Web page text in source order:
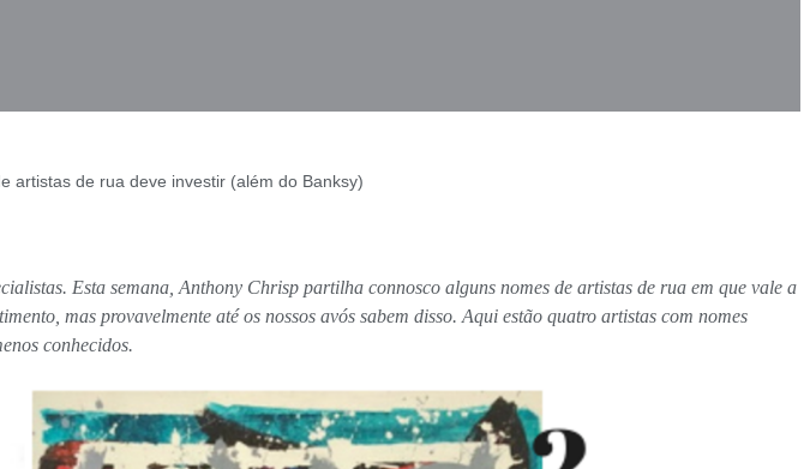
artistas de rua deve investir (além do Banksy)
Esta semana, Anthony Chrisp partilha connosco alguns nomes de artistas de rua em que vale a
mas provavelmente até os nossos avós sabem disso. Aqui estão quatro artistas com nomes
conhecidos.